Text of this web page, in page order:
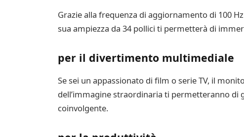
Grazie alla frequenza di aggiornamento di 100
sua ampiezza da 34 pollici ti permetterà di
per il divertimento multimediale
Se sei un appassionato di film o serie TV, il
dell’immagine straordinaria ti permetteranno di
coinvolgente.